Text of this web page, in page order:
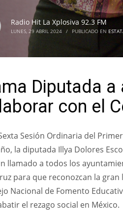
Radio Hit La Xplosiva 92.3 FM
LUNES, 29 ABRIL 2024 / PUBLICADO EN
Diputada
con el
Sesión Ordinaria del
la diputada Illya Dolores
llamado a todos los
para que reconozcan la gran
Nacional de Fomento
el rezago social en México.